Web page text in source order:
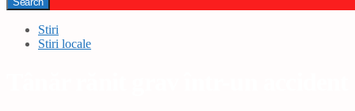
Stiri
Stiri locale